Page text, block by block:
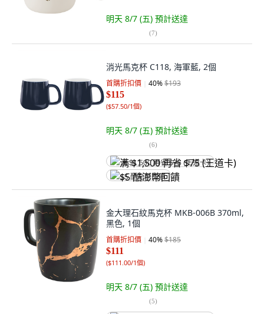
明天 8/7 (五) 預計送達
(7)
消光馬克杯 C118, 海軍藍, 2個
首購折扣價 40%$193
$115
($57.50/1個)
明天 8/7 (五) 預計送達
(6)
满 $1,500 再省 $75 (王道卡)
$5 酷澎幣回饋
金大理石紋馬克杯 MKB-006B 370ml,
黑色, 1個
首購折扣價 40%$185
$111
($111.00/1個)
明天 8/7 (五) 預計送達
(5)